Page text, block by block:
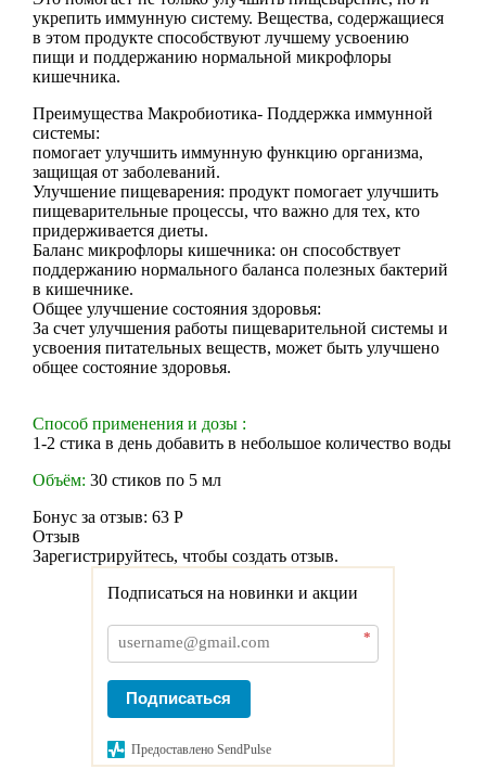
укрепить иммунную систему. Вещества, содержащиеся
в этом продукте способствуют лучшему усвоению
пищи и поддержанию нормальной микрофлоры
кишечника.
Преимущества Макробиотика- Поддержка иммунной
системы:
помогает улучшить иммунную функцию организма,
защищая от заболеваний.
Улучшение пищеварения: продукт помогает улучшить
пищеварительные процессы, что важно для тех, кто
придерживается диеты.
Баланс микрофлоры кишечника: он способствует
поддержанию нормального баланса полезных бактерий
в кишечнике.
Общее улучшение состояния здоровья:
За счет улучшения работы пищеварительной системы и
усвоения питательных веществ, может быть улучшено
общее состояние здоровья.
Способ применения и дозы :
1-2 стика в день добавить в небольшое количество воды
Объём: 30 стиков по 5 мл
Бонус за отзыв: 63 Р
Отзыв
Зарегистрируйтесь, чтобы создать отзыв.
Подписаться на новинки и акции
*
Подписаться
Предоставлено SendPulse